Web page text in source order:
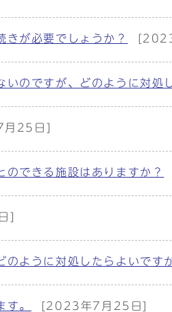
が必要でしょうか？
のですが、どのように対処
25日]
できる施設はありますか？
]
ように対処したらよいです
す。 [2023年7月25日]